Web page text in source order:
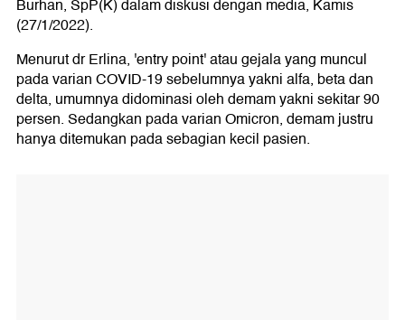
Burhan, SpP(K) dalam diskusi dengan media, Kamis
(27/1/2022).
Menurut dr Erlina, 'entry point' atau gejala yang muncul
pada varian COVID-19 sebelumnya yakni alfa, beta dan
delta, umumnya didominasi oleh demam yakni sekitar 90
persen. Sedangkan pada varian Omicron, demam justru
hanya ditemukan pada sebagian kecil pasien.